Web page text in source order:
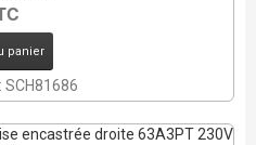
panier
SCH81686
encastrée droite 63A3PT 230V